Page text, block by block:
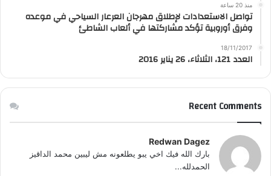
منذ 20 ساعة
تواصل الاستعدادات لإطلاق مهرجان العرعار السياحي في موعده
وفرق أوروبية تؤكد مشاركتها في ألعاب الشاطئ
18/11/2017
العدد 121، الثلاثاء، 26 يناير 2016
Recent Comments
Redwan Dagez
بارك الله فيك اخي يبو يطلعونه مش ليبين محمد الداقيز
الحمدلله...